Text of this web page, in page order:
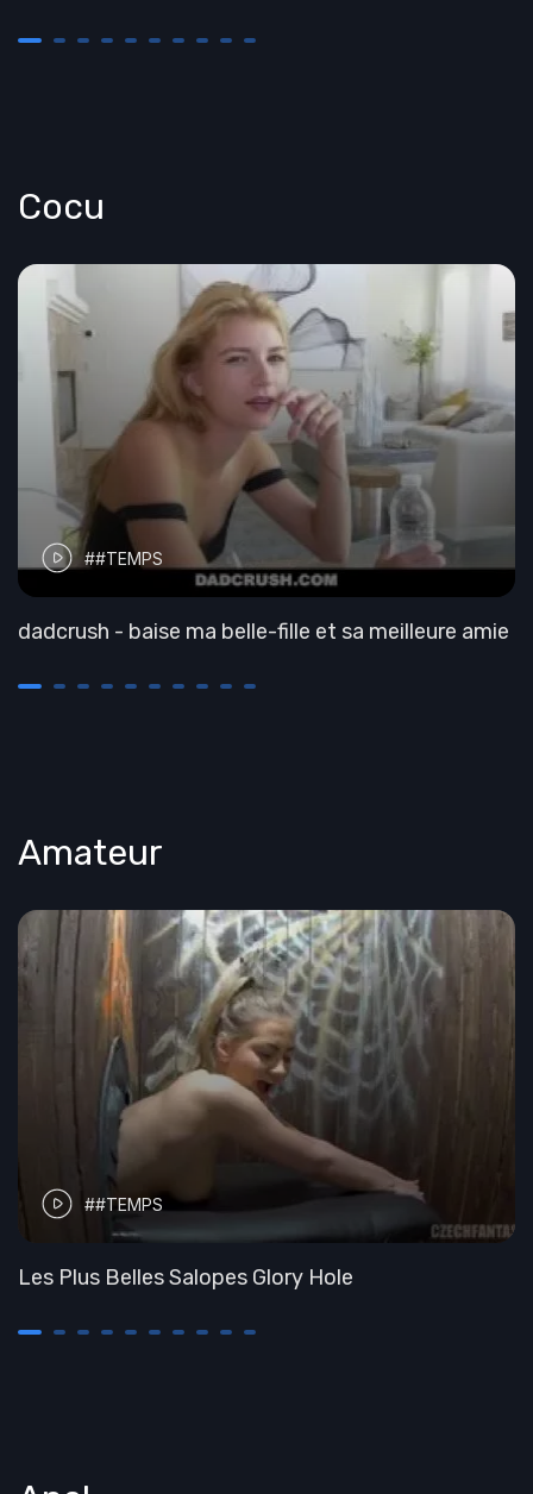
Cocu
##TEMPS
dadcrush - baise ma belle-fille et sa meilleure amie
Amateur
##TEMPS
Les Plus Belles Salopes Glory Hole